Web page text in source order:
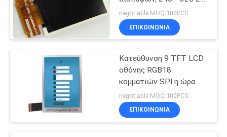
προσάρμοσε TFT LCD
negotiable MOQ:100PCS
ΕΠΙΚΟΙΝΩΝΊΑ
Κατεύθυνση 9 TFT LCD
οθόνης RGB18
κομματιών SPI η ώρα
λειτουργίας διεπαφών
3.3V
negotiable MOQ:100PCS
ΕΠΙΚΟΙΝΩΝΊΑ